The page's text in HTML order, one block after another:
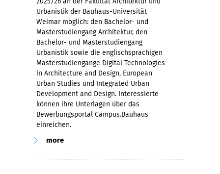
Urbanistik der Bauhaus-Universität
Weimar möglich: den Bachelor- und
Masterstudiengang Architektur, den
Bachelor- und Masterstudiengang
Urbanistik sowie die englischsprachigen
Masterstudiengänge Digital Technologies
in Architecture and Design, European
Urban Studies und Integrated Urban
Development and Design. Interessierte
können ihre Unterlagen über das
Bewerbungsportal Campus.Bauhaus
einreichen.
more